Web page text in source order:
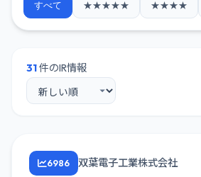
すべて ★★★★★ ★★★★
31件のIR情報
6986 双葉電子工業株式会社